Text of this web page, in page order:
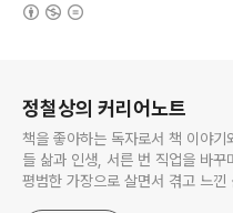
정철상의 커리어노트
책을 좋아하는 독자로서 책 이야
들 삶과 인생, 서른 번 직업을 바꾸
평범한 가장으로 살면서 겪고 느낀